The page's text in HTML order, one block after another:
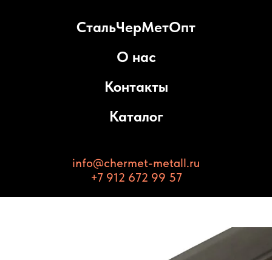
СтальЧерМетОпт
О нас
Контакты
Каталог
info@chermet-metall.ru
+7 912 672 99 57